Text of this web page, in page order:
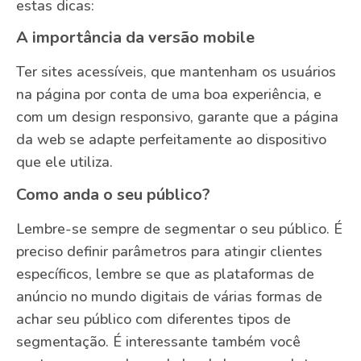
estas dicas:
A importância da versão mobile
Ter sites acessíveis, que mantenham os usuários
na página por conta de uma boa experiência, e
com um design responsivo, garante que a página
da web se adapte perfeitamente ao dispositivo
que ele utiliza.
Como anda o seu público?
Lembre-se sempre de segmentar o seu público. É
preciso definir parâmetros para atingir clientes
específicos, lembre se que as plataformas de
anúncio no mundo digitais de várias formas de
achar seu público com diferentes tipos de
segmentação. É interessante também você